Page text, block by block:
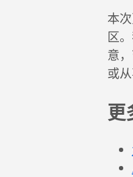
本
区
意
或
更